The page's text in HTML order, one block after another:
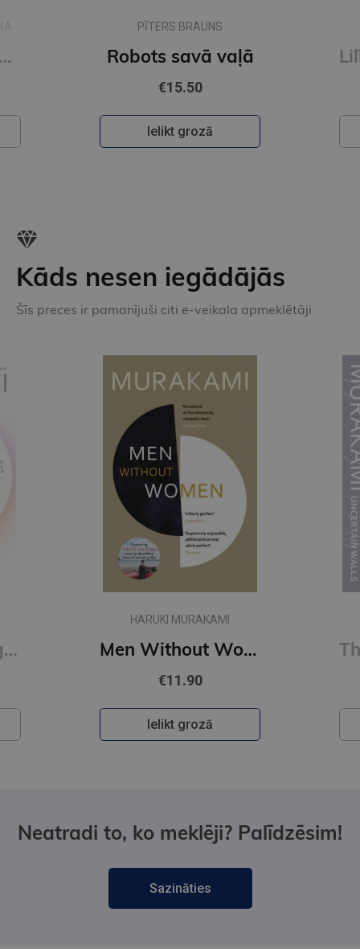
tehnikumu
PĪTERS BRAUNS
Robots savā vaļā
€15.50
Ielikt grozā
Kāds nesen iegādājās
Šīs preces ir pamanījuši citi e-veikala apmeklētāji
First Person Singular : mind-bending new collection of short stories
HARUKI MURAKAMI
Men Without Women
€11.90
Ielikt grozā
Neatradi to, ko meklēji? Palīdzēsim!
Sazināties